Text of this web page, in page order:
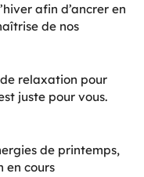
afin d’ancrer en
de nos
relaxation pour
juste pour vous.
de printemps,
en cours